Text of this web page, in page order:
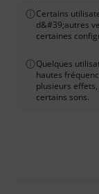
Certains
d&#39;autres
certaines
Quelques
hautes
plusieurs
certains sons.